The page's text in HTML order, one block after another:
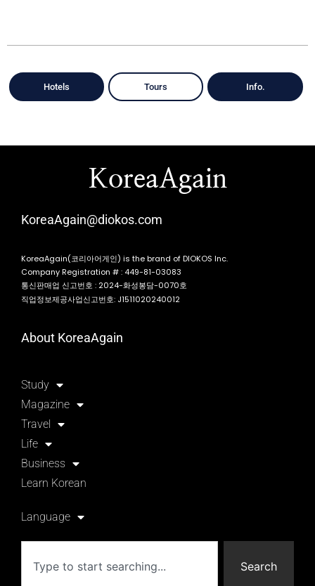
Hotels Tours Info.
KoreaAgain
KoreaAgain@diokos.com
KoreaAgain(코리아어게인) is the brand of DIOKOS Inc.
Company Registration # : 449-81-03083
통신판매업 신고번호 : 2024-화성봉담-0070호
직업정보제공사업신고번호: J1511020240012
About KoreaAgain
Study
Magazine
Travel
Life
Business
Learn Korean
Language
Search